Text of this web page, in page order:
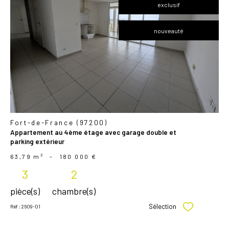
exclusif
nouveauté
voir le
bien
Fort-de-France (97200)
Appartement au 4ème étage avec garage double et
parking extérieur
63,79 m² - 180 000 €
3
pièce(s)
2
chambre(s)
Réf : 2609-01 Sélection Sélectionner